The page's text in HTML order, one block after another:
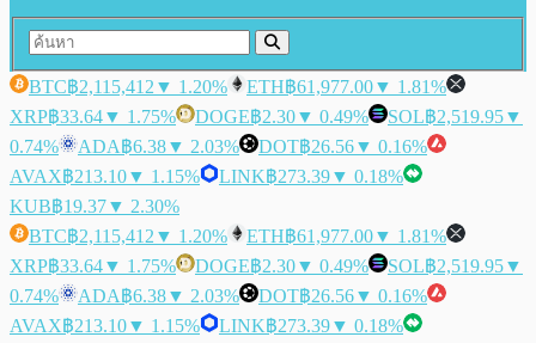
BTC฿2,115,412 ▼ 1.20% ETH฿61,977.00▼ 1.81%
XRP฿33.64▼ 1.75% DOGE฿2.30▼ 0.49% SOL฿2,519.95▼
0.74%
ADA฿6.38▼ 2.03% DOT฿26.56▼ 0.16%
AVAX฿213.10▼ 1.15% LINK฿273.39▼ 0.18%
KUB฿19.37▼ 2.30%
BTC฿2,115,412 ▼ 1.20% ETH฿61,977.00▼ 1.81%
XRP฿33.64▼ 1.75% DOGE฿2.30▼ 0.49% SOL฿2,519.95▼
0.74%
ADA฿6.38▼ 2.03% DOT฿26.56▼ 0.16%
AVAX฿213.10▼ 1.15% LINK฿273.39▼ 0.18%